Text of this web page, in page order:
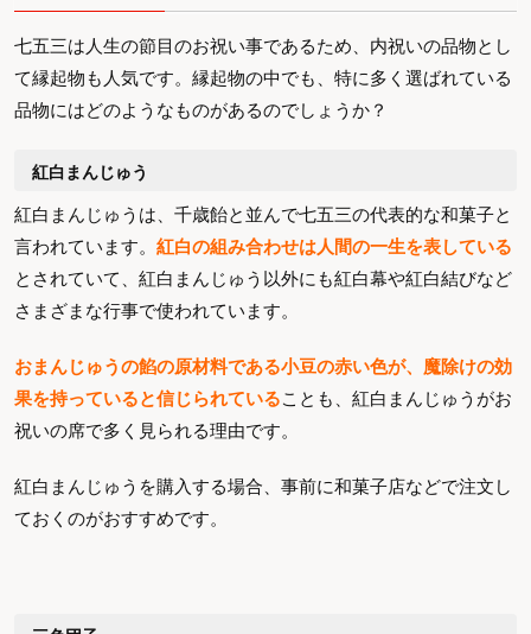
七五三は人生の節目のお祝い事であるため、内祝いの品物とし
て縁起物も人気です。縁起物の中でも、特に多く選ばれている
品物にはどのようなものがあるのでしょうか？
紅白まんじゅう
紅白まんじゅうは、千歳飴と並んで七五三の代表的な和菓子と
言われています。 紅白の組み合わせは人間の一生を表している
とされていて、紅白まんじゅう以外にも紅白幕や紅白結びなど
さまざまな行事で使われています。
おまんじゅうの餡の原材料である小豆の赤い色が、魔除けの効
果を持っていると信じられていることも、紅白まんじゅうがお
祝いの席で多く見られる理由です。
紅白まんじゅうを購入する場合、事前に和菓子店などで注文し
ておくのがおすすめです。